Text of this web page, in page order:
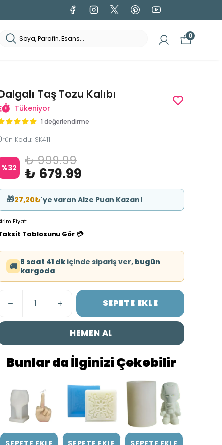
0
Taş Tozu Kalıbı
Tükeniyor
1 değerlendirme
Kodu: SK411
%32 ₺ 999.99
₺ 679.99
🎁27,20₺'ye varan Alze Puan Kazan!
Fiyat:
Tablosunu Gör 💳
🚚 8 saat 41 dk içinde sipariş ver, bugün
kargoda
SEPETE EKLE
HEMEN AL
Bunlar da İlginizi Çekebilir
SEPETE EKLE SEPETE EKLE SEPETE EKLE